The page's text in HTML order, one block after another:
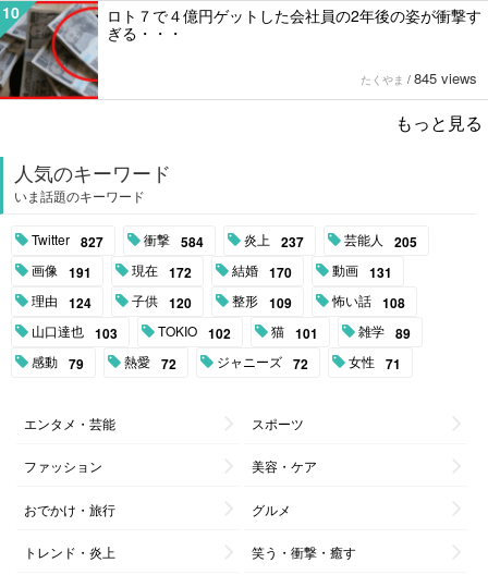
10
ロト７で４億円ゲットした会社員の2年後の姿が衝撃す
ぎる・・・
たくやま / 845 views
もっと見る
人気のキーワード
いま話題のキーワード
Twitter 827 衝撃 584 炎上 237 芸能人 205
画像 191 現在 172 結婚 170 動画 131
理由 124 子供 120 整形 109 怖い話 108
山口達也 103 TOKIO 102 猫 101 雑学 89
感動 79 熱愛 72 ジャニーズ 72 女性 71
エンタメ・芸能 スポーツ
ファッション 美容・ケア
おでかけ・旅行 グルメ
トレンド・炎上 笑う・衝撃・癒す